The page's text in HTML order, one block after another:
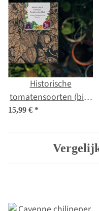
Historische
tomatensoorten (bio)
- zaad-cadeau set
15,99 € *